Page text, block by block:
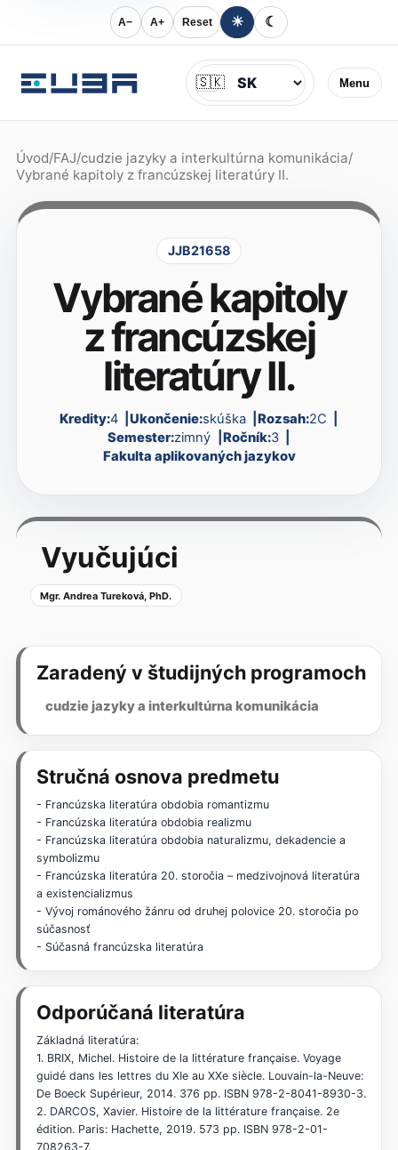
A− A+ Reset ☀ ☾
Menu
Jazyk
🇸🇰
Úvod/FAJ/cudzie jazyky a interkultúrna komunikácia/
Vybrané kapitoly z francúzskej literatúry II.
JJB21658
Vybrané kapitoly
z francúzskej
literatúry II.
Kredity:4 Ukončenie:skúška Rozsah:2C
Semester:zimný Ročník:3
Fakulta aplikovaných jazykov
Vyučujúci
Mgr. Andrea Tureková, PhD.
Zaradený v študijných programoch
cudzie jazyky a interkultúrna komunikácia
Stručná osnova predmetu
- Francúzska literatúra obdobia romantizmu
- Francúzska literatúra obdobia realizmu
- Francúzska literatúra obdobia naturalizmu, dekadencie a
symbolizmu
- Francúzska literatúra 20. storočia – medzivojnová literatúra
a existencializmus
- Vývoj románového žánru od druhej polovice 20. storočia po
súčasnosť
- Súčasná francúzska literatúra
Odporúčaná literatúra
Základná literatúra:
1. BRIX, Michel. Histoire de la littérature française. Voyage
guidé dans les lettres du XIe au XXe siècle. Louvain-la-Neuve:
De Boeck Supérieur, 2014. 376 pp. ISBN 978-2-8041-8930-3.
2. DARCOS, Xavier. Histoire de la littérature française. 2e
édition. Paris: Hachette, 2019. 573 pp. ISBN 978-2-01-
708263-7.